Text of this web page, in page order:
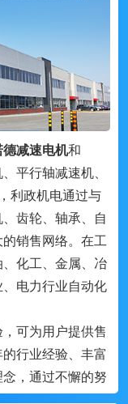
德减速电机和
平行轴减速机、
利政机电通过与
齿轮、轴承、自
销售网络。在工
化工、金属、冶
电力行业自动化
可为用户提供售
行业经验、丰富
，通过不懈的努
密切合作，形成